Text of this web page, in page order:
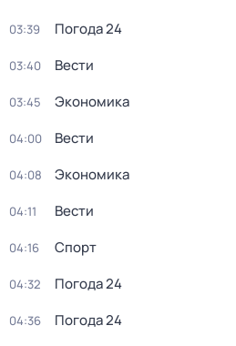
03:39 Погода 24
03:40 Вести
03:45 Экономика
04:00 Вести
04:08 Экономика
04:11 Вести
04:16 Спорт
04:32 Погода 24
04:36 Погода 24